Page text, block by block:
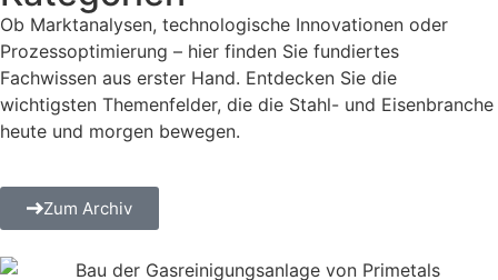
Ob Marktanalysen, technologische Innovationen oder
Prozessoptimierung – hier finden Sie fundiertes
Fachwissen aus erster Hand. Entdecken Sie die
wichtigsten Themenfelder, die die Stahl- und Eisenbranche
heute und morgen bewegen.
Zum Archiv